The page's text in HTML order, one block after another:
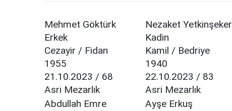
Mehmet Göktürk
Erkek
Cezayir / Fidan
1955
21.10.2023 / 68
Asri Mezarlık
Nezaket
Kadin
Kamil / Bedriye
1940
22.10.2023 / 83
Asri Mezarlık
Abdullah Emre
Ayşe Erkuş